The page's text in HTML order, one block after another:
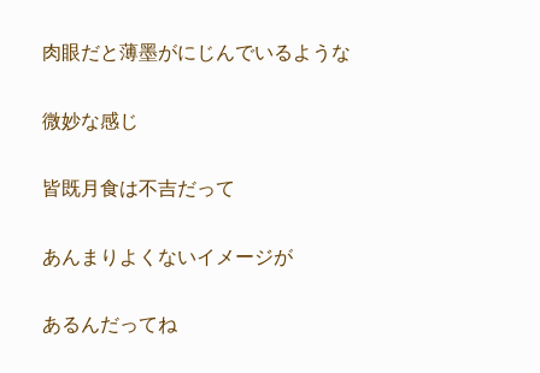
肉眼だと薄墨がにじんでいるような
微妙な感じ
皆既月食は不吉だって
あんまりよくないイメージが
あるんだってね